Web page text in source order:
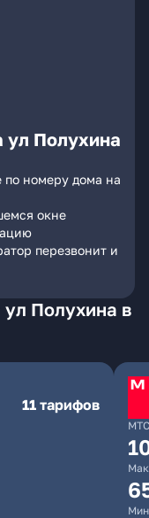
ул Полухина
по номеру дома на
окне
перезвонит и
Полухина в
11 тарифов
МТС